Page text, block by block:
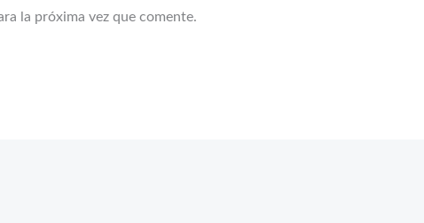
la próxima vez que comente.